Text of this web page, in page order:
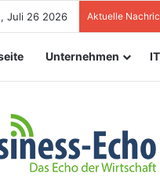
Juli 26 2026 Aktuelle
Unternehmen